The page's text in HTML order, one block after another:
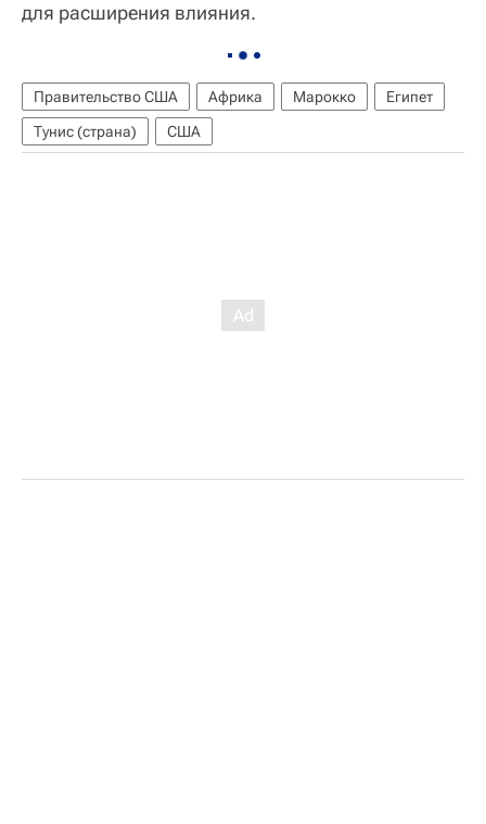
для расширения влияния.
Правительство США Африка Марокко
Египет
Тунис (страна)
США